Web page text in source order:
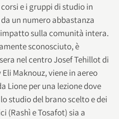
e i gruppi di studio in
un numero abbastanza
sulla comunità intera.
sconosciuto, è
nel centro Josef Tehillot di
Maknouz, viene in aereo
Lione per una lezione dove
studio del brano scelto e dei
(Rashì e Tosafot) sia a